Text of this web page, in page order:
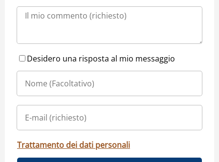
Desidero una risposta al mio messaggio
Trattamento dei dati personali